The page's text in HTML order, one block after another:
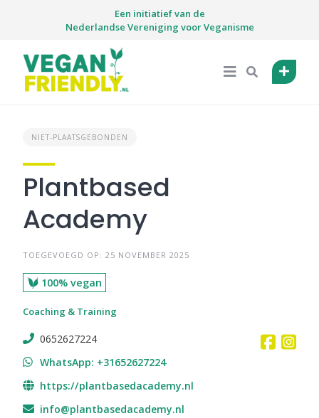
Een initiatief van de
Nederlandse Vereniging voor Veganisme
NIET-PLAATSGEBONDEN
Plantbased
Academy
TOEGEVOEGD OP: 25 NOVEMBER 2025
100% vegan
Coaching & Training
0652627224
WhatsApp: +31652627224
https://plantbasedacademy.nl
info@plantbasedacademy.nl